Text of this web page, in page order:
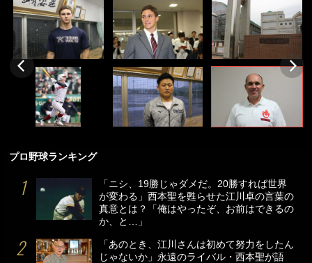
プロ野球ランキング
「ニシ、19勝じゃダメだ。20勝すれば世界
が変わる」西本聖を甦らせた江川卓の言葉の
真意とは？「俺はやったぞ、お前はできるの
か、と…」
「あのとき、江川さんは初めて努力をしたん
じゃないか」永遠のライバル・西本聖が語